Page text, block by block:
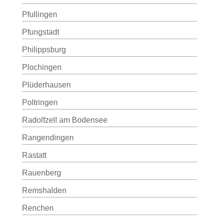
Pfullingen
Pfungstadt
Philippsburg
Plochingen
Plüderhausen
Poltringen
Radolfzell am Bodensee
Rangendingen
Rastatt
Rauenberg
Remshalden
Renchen